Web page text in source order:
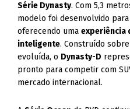
Série Dynasty. Com 5,3
modelo foi desenvolvido
oferecendo umaexperiência
inteligente. Construído
evoluída, o Dynasty-D
pronto para competir com
mercado internacional.